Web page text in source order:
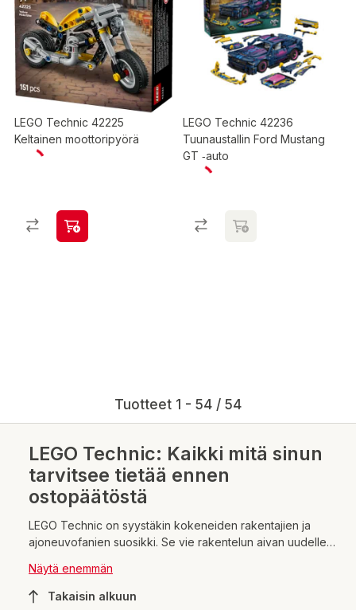
LEGO Technic 42225
Keltainen moottoripyörä
LEGO Technic 42236
Tuunaustallin Ford Mustang
GT ‑auto
Tuotteet 1 - 54 / 54
LEGO Technic: Kaikki mitä sinun
tarvitsee tietää ennen
ostopäätöstä
LEGO Technic on syystäkin kokeneiden rakentajien ja
ajoneuvofanien suosikki. Se vie rakentelun aivan uudelle
toiminnoillaan. Mutta mikä setti sopii juuri sinulle? Ei hätää,
SEO-Seppo auttaa! Käydään läpi tärkeimmät jutut, jotta
Näytä enemmän
Takaisin alkuun